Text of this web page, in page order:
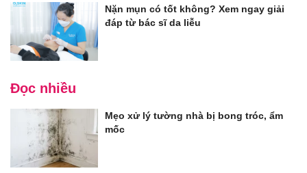
Nặn mụn có tốt không? Xem ngay giải
đáp từ bác sĩ da liễu
Đọc nhiều
Mẹo xử lý tường nhà bị bong tróc, ẩm
mốc